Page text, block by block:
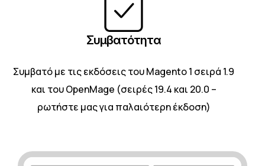
Συμβατότητα
Συμβατό με τις εκδόσεις του Magento 1 σειρά 1.9
και του OpenMage (σειρές 19.4 και 20.0 –
ρωτήστε μας για παλαιότερη έκδοση)